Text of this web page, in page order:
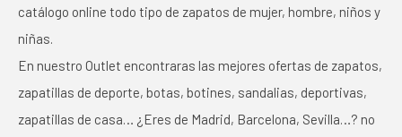
catálogo online todo tipo de zapatos de mujer, hombre, niños y
niñas.
En nuestro Outlet encontraras las mejores ofertas de zapatos,
zapatillas de deporte, botas, botines, sandalias, deportivas,
zapatillas de casa… ¿Eres de Madrid, Barcelona, Sevilla…? no